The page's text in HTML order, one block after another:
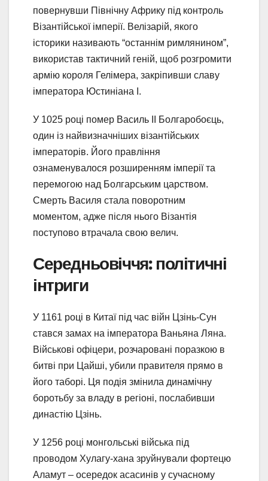
повернувши Північну Африку під контроль
Візантійської імперії. Велізарій, якого
історики називають “останнім римлянином”,
використав тактичний геній, щоб розгромити
армію короля Гелімера, закріпивши славу
імператора Юстиніана I.
У 1025 році помер Василь II Болгаробоєць,
один із найвизначніших візантійських
імператорів. Його правління
ознаменувалося розширенням імперії та
перемогою над Болгарським царством.
Смерть Василя стала поворотним
моментом, адже після нього Візантія
поступово втрачала свою велич.
Середньовіччя: політичні
інтриги
У 1161 році в Китаї під час війн Цзінь-Сун
стався замах на імператора Ваньяна Ляна.
Військові офіцери, розчаровані поразкою в
битві при Цайші, убили правителя прямо в
його таборі. Ця подія змінила динамічну
боротьбу за владу в регіоні, послабивши
династію Цзінь.
У 1256 році монгольські війська під
проводом Хулагу-хана зруйнували фортецю
Аламут – осередок асасинів у сучасному